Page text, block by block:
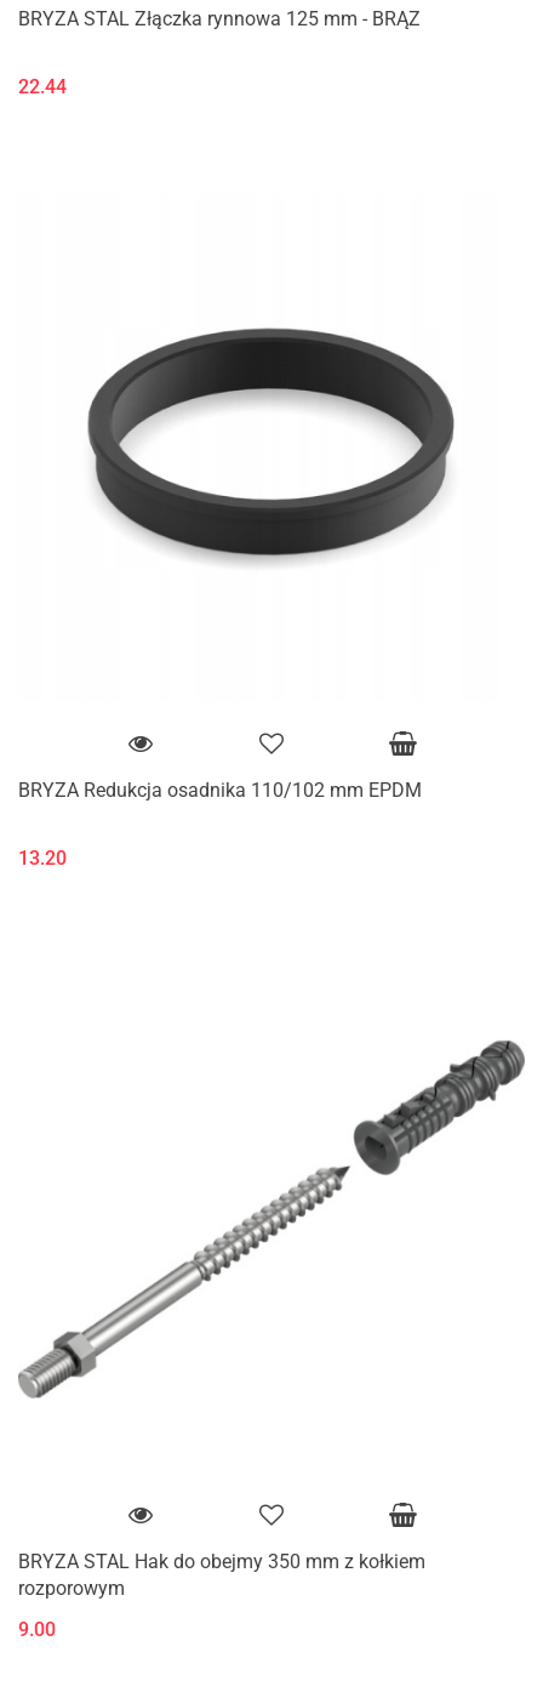
BRYZA STAL Złączka rynnowa 125 mm - BRĄZ
22.44
BRYZA Redukcja osadnika 110/102 mm EPDM
13.20
BRYZA STAL Hak do obejmy 350 mm z kołkiem
rozporowym
9.00